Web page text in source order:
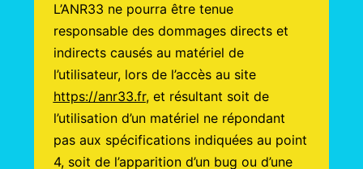
L’ANR33 ne pourra être tenue
responsable des dommages directs et
indirects causés au matériel de
l’utilisateur, lors de l’accès au site
https://anr33.fr, et résultant soit de
l’utilisation d’un matériel ne répondant
pas aux spécifications indiquées au point
4, soit de l’apparition d’un bug ou d’une